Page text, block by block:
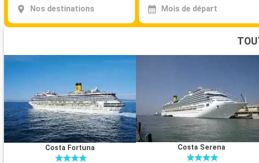
Nos destinations Mois de départ
Costa Fortuna Costa Serena